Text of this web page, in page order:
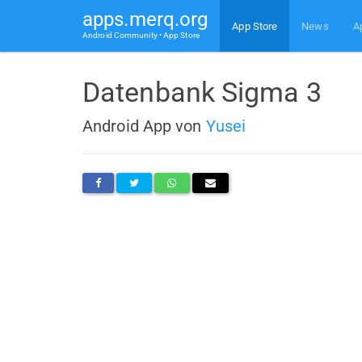
apps.merq.org
Android Community • App Store
App Store News
Datenbank Sigma 3
Android App von Yusei